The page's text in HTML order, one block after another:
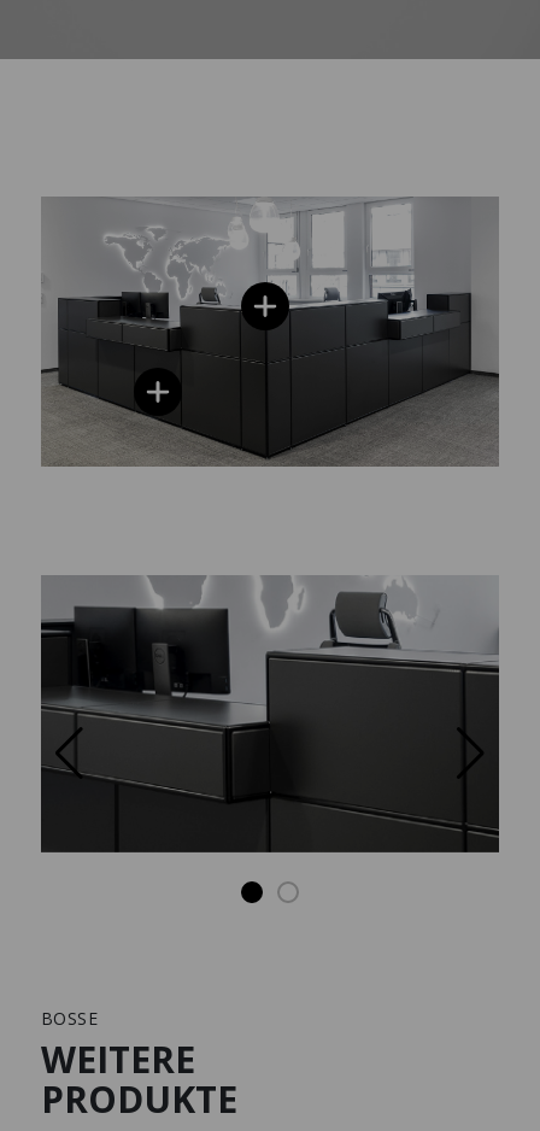
BOSSE
WEITERE
PRODUKTE